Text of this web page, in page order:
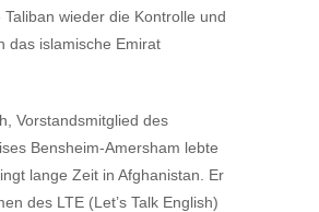
wieder die Kontrolle und
das islamische Emirat
Vorstandsmitglied des
Bensheim-Amersham lebte
lange Zeit in Afghanistan. Er
des LTE (Let’s Talk English)